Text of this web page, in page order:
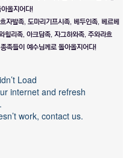
올지어다!
자발족, 도마리기프시족, 베두인족, 베르베
힐리족, 아크담족, 자그하와족, 주와라흐
족들이 예수님께로 돌아올지어다!
Load
internet and refresh
work, contact us.